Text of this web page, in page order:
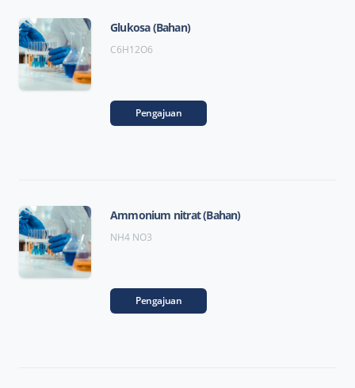
Glukosa (Bahan)
C6H12O6
Pengajuan
Ammonium nitrat (Bahan)
NH4 NO3
Pengajuan